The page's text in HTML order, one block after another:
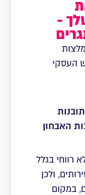
-
העסקי
האבחון
רווחי בגלל
ולכן
במקום